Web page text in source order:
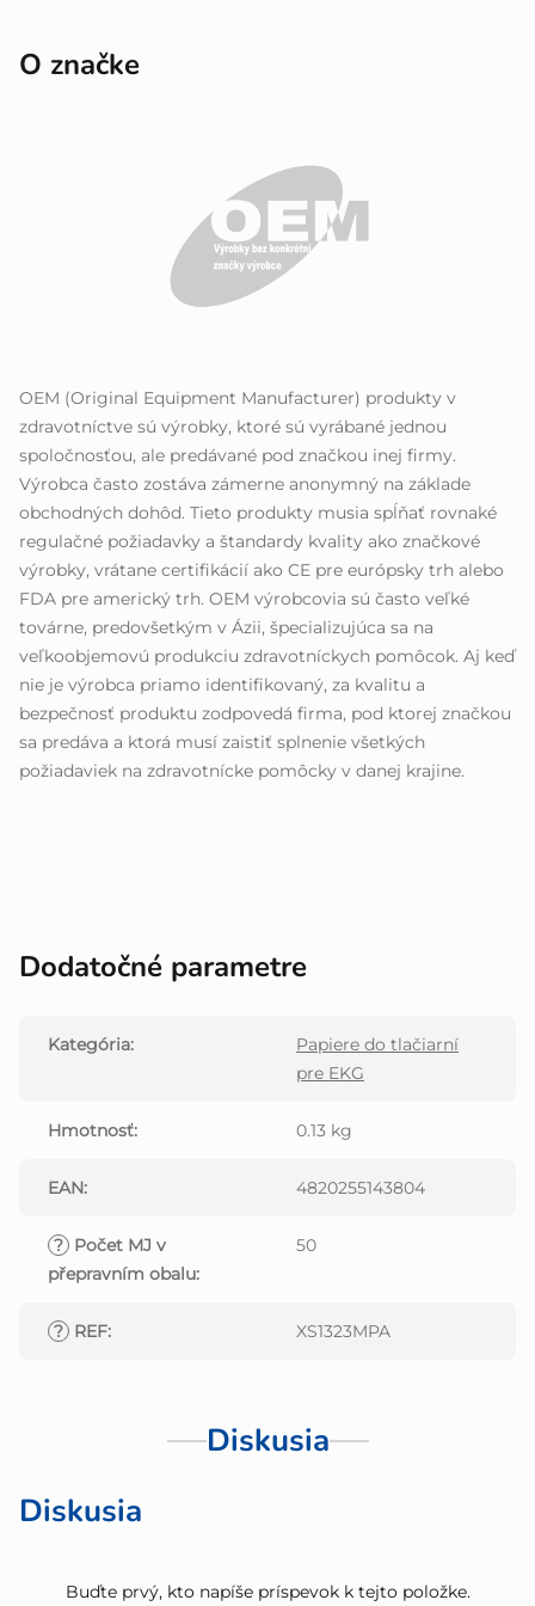
O značke
OEM (Original Equipment Manufacturer) produkty v
zdravotníctve sú výrobky, ktoré sú vyrábané jednou
spoločnosťou, ale predávané pod značkou inej firmy.
Výrobca často zostáva zámerne anonymný na základe
obchodných dohôd. Tieto produkty musia spĺňať rovnaké
regulačné požiadavky a štandardy kvality ako značkové
výrobky, vrátane certifikácií ako CE pre európsky trh alebo
FDA pre americký trh. OEM výrobcovia sú často veľké
továrne, predovšetkým v Ázii, špecializujúca sa na
veľkoobjemovú produkciu zdravotníckych pomôcok. Aj keď
nie je výrobca priamo identifikovaný, za kvalitu a
bezpečnosť produktu zodpovedá firma, pod ktorej značkou
sa predáva a ktorá musí zaistiť splnenie všetkých
požiadaviek na zdravotnícke pomôcky v danej krajine.
Dodatočné parametre
Kategória:
Papiere do tlačiarní
pre EKG
Hmotnosť: 0.13 kg
EAN: 4820255143804
? Počet MJ v
přepravním obalu:
50
? REF: XS1323MPA
Diskusia
Diskusia
Buďte prvý, kto napíše príspevok k tejto položke.